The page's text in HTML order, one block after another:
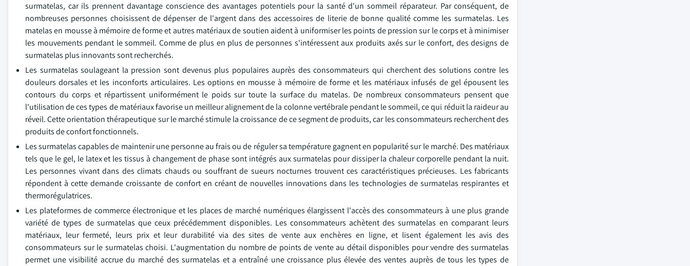
surmatelas, car ils prennent davantage conscience des avantages potentiels pour la santé d'un sommeil réparateur. Par conséquent, de
nombreuses personnes choisissent de dépenser de l'argent dans des accessoires de literie de bonne qualité comme les surmatelas. Les
matelas en mousse à mémoire de forme et autres matériaux de soutien aident à uniformiser les points de pression sur le corps et à minimiser
les mouvements pendant le sommeil. Comme de plus en plus de personnes s'intéressent aux produits axés sur le confort, des designs de
surmatelas plus innovants sont recherchés.
Les surmatelas soulageant la pression sont devenus plus populaires auprès des consommateurs qui cherchent des solutions contre les
douleurs dorsales et les inconforts articulaires. Les options en mousse à mémoire de forme et les matériaux infusés de gel épousent les
contours du corps et répartissent uniformément le poids sur toute la surface du matelas. De nombreux consommateurs pensent que
l'utilisation de ces types de matériaux favorise un meilleur alignement de la colonne vertébrale pendant le sommeil, ce qui réduit la raideur au
réveil. Cette orientation thérapeutique sur le marché stimule la croissance de ce segment de produits, car les consommateurs recherchent des
produits de confort fonctionnels.
Les surmatelas capables de maintenir une personne au frais ou de réguler sa température gagnent en popularité sur le marché. Des matériaux
tels que le gel, le latex et les tissus à changement de phase sont intégrés aux surmatelas pour dissiper la chaleur corporelle pendant la nuit.
Les personnes vivant dans des climats chauds ou souffrant de sueurs nocturnes trouvent ces caractéristiques précieuses. Les fabricants
répondent à cette demande croissante de confort en créant de nouvelles innovations dans les technologies de surmatelas respirantes et
thermorégulatrices.
Les plateformes de commerce électronique et les places de marché numériques élargissent l'accès des consommateurs à une plus grande
variété de types de surmatelas que ceux précédemment disponibles. Les consommateurs achètent des surmatelas en comparant leurs
matériaux, leur fermeté, leurs prix et leur durabilité via des sites de vente aux enchères en ligne, et lisent également les avis des
consommateurs sur le surmatelas choisi. L'augmentation du nombre de points de vente au détail disponibles pour vendre des surmatelas
permet une visibilité accrue du marché des surmatelas et a entraîné une croissance plus élevée des ventes auprès de tous les types de